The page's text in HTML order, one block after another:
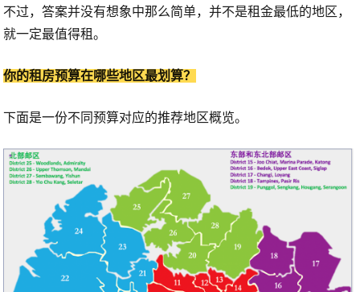
不过，答案并没有想象中那么简单，并不是租金最低的地区，
就一定最值得租。
你的租房预算在哪些地区最划算？
下面是一份不同预算对应的推荐地区概览。